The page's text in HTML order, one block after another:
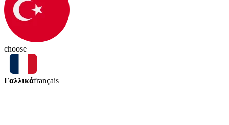
choose
Γαλλικάfrançais